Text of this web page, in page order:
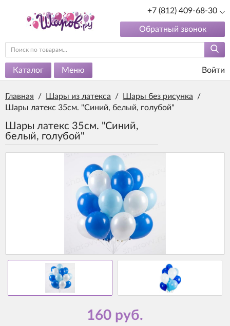
+7 (812) 409-68-30
Обратный звонок
Каталог Меню Войти
Главная / Шары из латекса / Шары без рисунка
/
Шары латекс 35см. "Синий, белый, голубой"
Шары латекс 35см. "Синий,
белый, голубой"
160 руб.